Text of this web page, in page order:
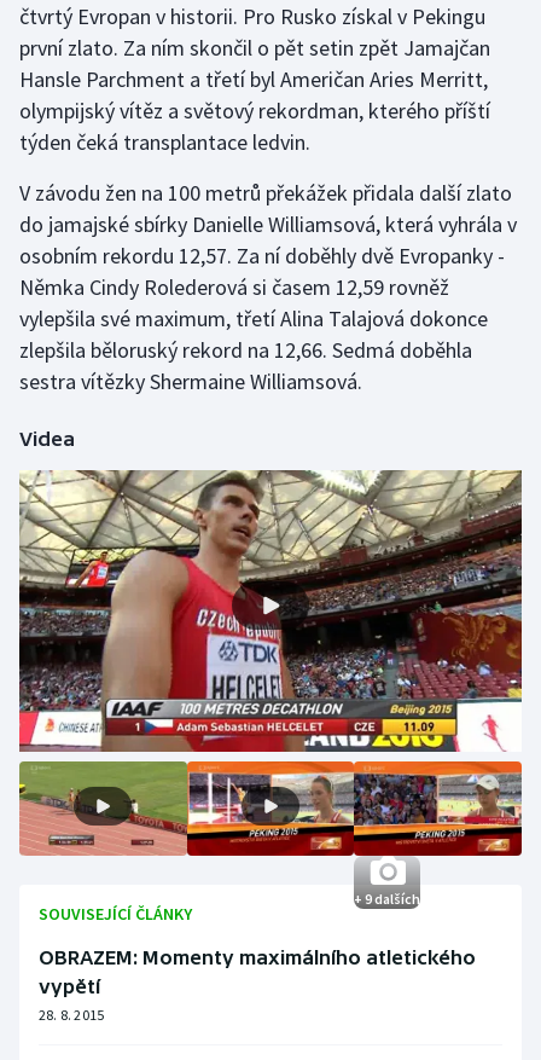
čtvrtý Evropan v historii. Pro Rusko získal v Pekingu
první zlato. Za ním skončil o pět setin zpět Jamajčan
Hansle Parchment a třetí byl Američan Aries Merritt,
olympijský vítěz a světový rekordman, kterého příští
týden čeká transplantace ledvin.
V závodu žen na 100 metrů překážek přidala další zlato
do jamajské sbírky Danielle Williamsová, která vyhrála v
osobním rekordu 12,57. Za ní doběhly dvě Evropanky -
Němka Cindy Rolederová si časem 12,59 rovněž
vylepšila své maximum, třetí Alina Talajová dokonce
zlepšila běloruský rekord na 12,66. Sedmá doběhla
sestra vítězky Shermaine Williamsová.
Videa
+ 9 dalších
SOUVISEJÍCÍ ČLÁNKY
OBRAZEM: Momenty maximálního atletického
vypětí
28. 8. 2015